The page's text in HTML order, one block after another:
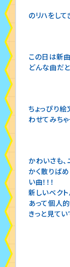
のリハをし
この日は新
どんな曲だ
ちょっぴり
わせてみち
かわいさも
かく散りば
い曲！！！
新しいベク
あって個人的
きっと見て